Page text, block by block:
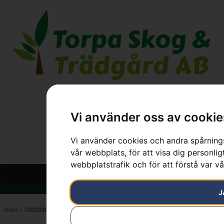
Vi använder oss av
Vi använder cookies och andra
vår webbplats, för att visa dig
webbplatstrafik och för att förstå var
Hem » 7392930759657